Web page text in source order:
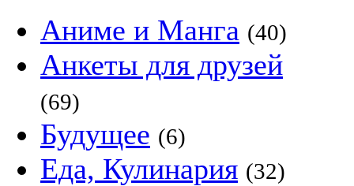
Аниме и Манга (40)
Анкеты для друзей
(69)
Будущее (6)
Еда, Кулинария (32)